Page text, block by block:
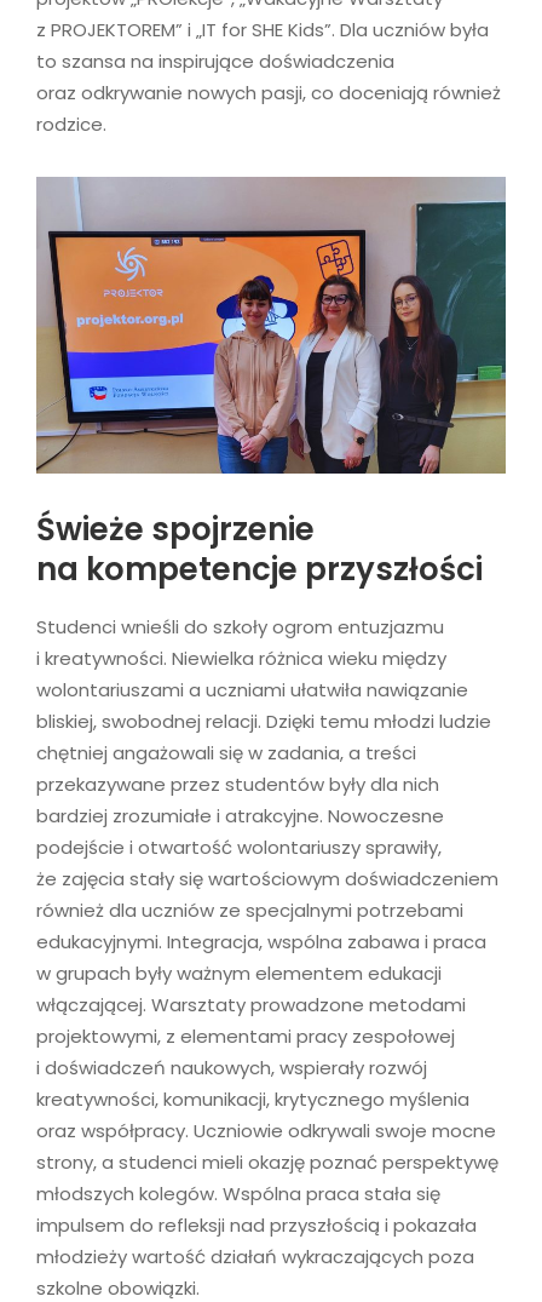
z PROJEKTOREM” i „IT for SHE Kids”. Dla uczniów była
to szansa na inspirujące doświadczenia
oraz odkrywanie nowych pasji, co doceniają również
rodzice.
Świeże spojrzenie
na kompetencje przyszłości
Studenci wnieśli do szkoły ogrom entuzjazmu
i kreatywności. Niewielka różnica wieku między
wolontariuszami a uczniami ułatwiła nawiązanie
bliskiej, swobodnej relacji. Dzięki temu młodzi ludzie
chętniej angażowali się w zadania, a treści
przekazywane przez studentów były dla nich
bardziej zrozumiałe i atrakcyjne. Nowoczesne
podejście i otwartość wolontariuszy sprawiły,
że zajęcia stały się wartościowym doświadczeniem
również dla uczniów ze specjalnymi potrzebami
edukacyjnymi. Integracja, wspólna zabawa i praca
w grupach były ważnym elementem edukacji
włączającej. Warsztaty prowadzone metodami
projektowymi, z elementami pracy zespołowej
i doświadczeń naukowych, wspierały rozwój
kreatywności, komunikacji, krytycznego myślenia
oraz współpracy. Uczniowie odkrywali swoje mocne
strony, a studenci mieli okazję poznać perspektywę
młodszych kolegów. Wspólna praca stała się
impulsem do refleksji nad przyszłością i pokazała
młodzieży wartość działań wykraczających poza
szkolne obowiązki.